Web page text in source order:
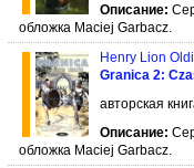
Описание:
обложка Maciej Garbacz.
Henry Lion Oldi
Granica 2:
авторская
Описание:
обложка Maciej Garbacz.